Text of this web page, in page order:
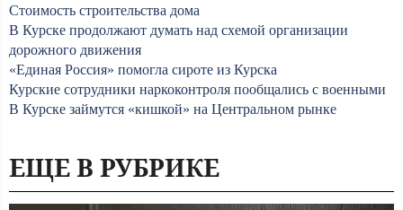
Стоимость строительства дома
В Курске продолжают думать над схемой организации
дорожного движения
«Единая Россия» помогла сироте из Курска
Курские сотрудники наркоконтроля пообщались с военными
В Курске займутся «кишкой» на Центральном рынке
ЕЩЕ В РУБРИКЕ